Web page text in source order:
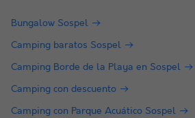
Bungalow Sospel
Camping baratos Sospel
Camping Borde de la Playa en Sospel
Camping con descuento
Camping con Parque Acuático Sospel